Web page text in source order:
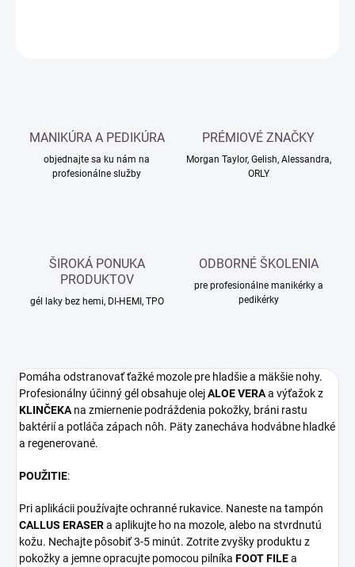
MANIKÚRA A PEDIKÚRA
objednajte sa ku nám na
profesionálne služby
PRÉMIOVÉ ZNAČKY
Morgan Taylor, Gelish, Alessandra,
ORLY
ŠIROKÁ PONUKA
PRODUKTOV
gél laky bez hemi, DI-HEMI, TPO
ODBORNÉ ŠKOLENIA
pre profesionálne manikérky a
pedikérky
Pomáha odstranovať ťažké mozole pre hladšie a mäkšie nohy.
Profesionálny účinný gél obsahuje olejALOE VERAa výťažok z
KLINČEKAna zmiernenie podráždenia pokožky, bráni rastu
baktérií a potláča zápach nôh. Päty zanecháva hodvábne hladké
a regenerované.
POUŽITIE:
Pri aplikácii používajte ochranné rukavice. Naneste na tampón
CALLUS ERASERa aplikujte ho na mozole, alebo na stvrdnutú
kožu. Nechajte pôsobiť 3-5 minút. Zotrite zvyšky produktu z
pokožky a jemne opracujte pomocou pilníkaFOOT FILEa